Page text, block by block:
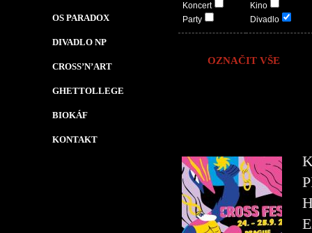
OS PARADOX
DIVADLO NP
CROSS’N’ART
GHETTOLLEGE
BIOKÁF
KONTAKT
Koncert
Party
Kino
Divadlo
OZNAČIT VŠE